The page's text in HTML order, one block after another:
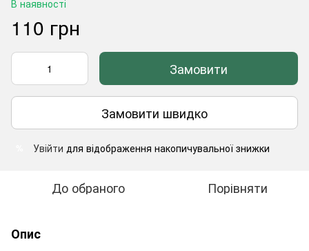
В наявності
110 грн
Замовити
Замовити швидко
Увійти для відображення накопичувальної знижки
До обраного Порівняти
Опис